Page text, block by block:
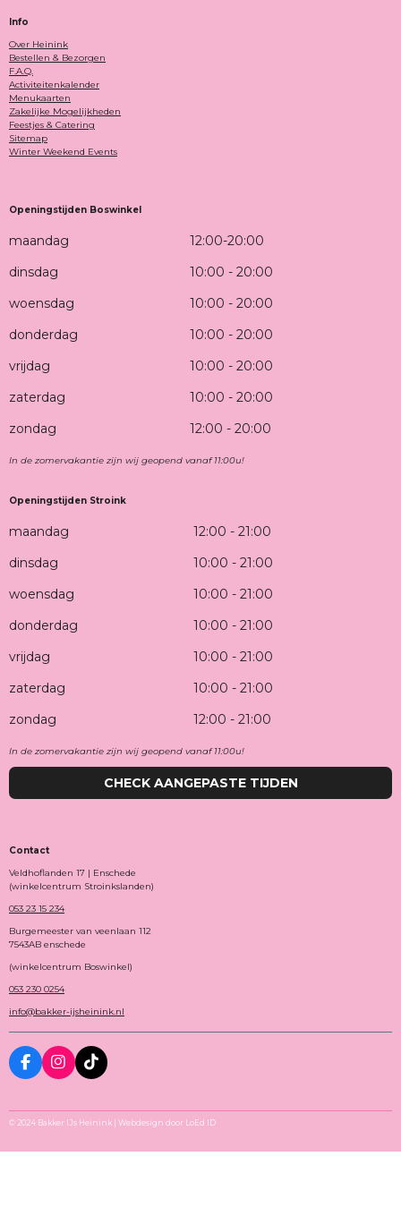
Info
Over Heinink
Bestellen & Bezorgen
F.A.Q.
Activiteitenkalender
Menukaarten
Zakelijke Mogelijkheden
Feestjes & Catering
Sitemap
Winter Weekend Events
Openingstijden Boswinkel
maandag
12:00-20:00
dinsdag
10:00 - 20:00
woensdag
10:00 - 20:00
donderdag
10:00 - 20:00
vrijdag
10:00 - 20:00
zaterdag
10:00 - 20:00
zondag
12:00 - 20:00
In de zomervakantie zijn wij geopend vanaf 11:00u!
Openingstijden Stroink
maandag
12:00 - 21:00
dinsdag
10:00 - 21:00
woensdag
10:00 - 21:00
donderdag
10:00 - 21:00
vrijdag
10:00 - 21:00
zaterdag
10:00 - 21:00
zondag
12:00 - 21:00
In de zomervakantie zijn wij geopend vanaf 11:00u!
CHECK AANGEPASTE TIJDEN
Contact
Veldhoflanden 17 | Enschede
(winkelcentrum Stroinkslanden)
053 23 15 234
Burgemeester van veenlaan 112
7543AB enschede
(winkelcentrum Boswinkel)
053 230 0254
info@bakker-ijsheinink.nl
F
A
E
B
O
I
N
T
A
R
T
I
T
O
© 2024 Bakker IJs Heinink | Webdesign door LoEd ID